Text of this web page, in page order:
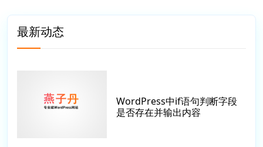
最新动态
WordPress中if语句判断字段
是否存在并输出内容